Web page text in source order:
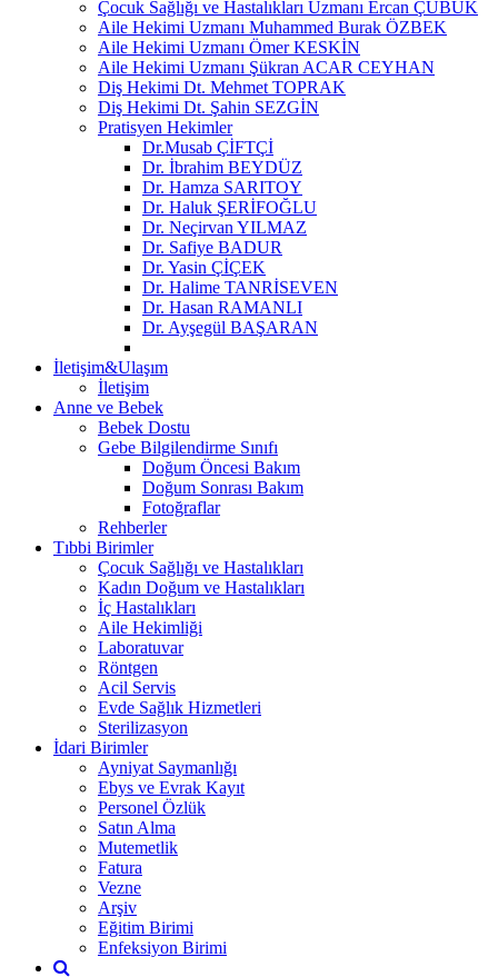
Çocuk Sağlığı ve Hastalıkları Uzmanı Ercan ÇUBUK
Aile Hekimi Uzmanı Muhammed Burak ÖZBEK
Aile Hekimi Uzmanı Ömer KESKİN
Aile Hekimi Uzmanı Şükran ACAR CEYHAN
Diş Hekimi Dt. Mehmet TOPRAK
Diş Hekimi Dt. Şahin SEZGİN
Pratisyen Hekimler
Dr.Musab ÇİFTÇİ
Dr. İbrahim BEYDÜZ
Dr. Hamza SARITOY
Dr. Haluk ŞERİFOĞLU
Dr. Neçirvan YILMAZ
Dr. Safiye BADUR
Dr. Yasin ÇİÇEK
Dr. Halime TANRİSEVEN
Dr. Hasan RAMANLI
Dr. Ayşegül BAŞARAN
İletişim&Ulaşım
İletişim
Anne ve Bebek
Bebek Dostu
Gebe Bilgilendirme Sınıfı
Doğum Öncesi Bakım
Doğum Sonrası Bakım
Fotoğraflar
Rehberler
Tıbbi Birimler
Çocuk Sağlığı ve Hastalıkları
Kadın Doğum ve Hastalıkları
İç Hastalıkları
Aile Hekimliği
Laboratuvar
Röntgen
Acil Servis
Evde Sağlık Hizmetleri
Sterilizasyon
İdari Birimler
Ayniyat Saymanlığı
Ebys ve Evrak Kayıt
Personel Özlük
Satın Alma
Mutemetlik
Fatura
Vezne
Arşiv
Eğitim Birimi
Enfeksiyon Birimi